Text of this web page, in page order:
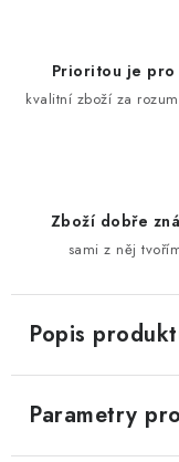
Prioritou je pro
kvalitní zboží za
Zboží dobře
sami z něj
Popis
Parametry